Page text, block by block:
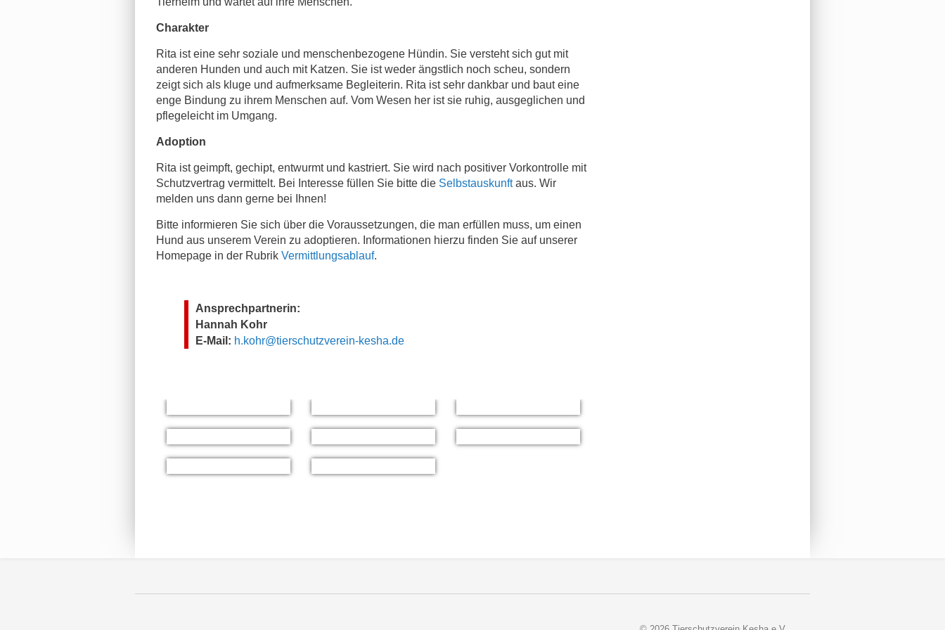
Charakter
Rita ist eine sehr soziale und menschenbezogene Hündin. Sie versteht sich gut mit
anderen Hunden und auch mit Katzen. Sie ist weder ängstlich noch scheu, sondern
zeigt sich als kluge und aufmerksame Begleiterin. Rita ist sehr dankbar und baut eine
enge Bindung zu ihrem Menschen auf. Vom Wesen her ist sie ruhig, ausgeglichen und
pflegeleicht im Umgang.
Adoption
Rita ist geimpft, gechipt, entwurmt und kastriert. Sie wird nach positiver Vorkontrolle mit
Schutzvertrag vermittelt. Bei Interesse füllen Sie bitte die Selbstauskunftaus. Wir
melden uns dann gerne bei Ihnen!
Bitte informieren Sie sich über die Voraussetzungen, die man erfüllen muss, um einen
Hund aus unserem Verein zu adoptieren. Informationen hierzu finden Sie auf unserer
Homepage in der Rubrik Vermittlungsablauf.
Ansprechpartnerin:
Hannah Kohr
E-Mail: h.kohr@tierschutzverein-kesha.de